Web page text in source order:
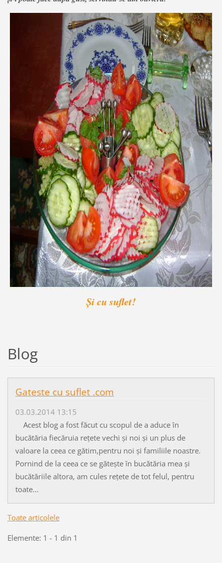
Și cu suflet!
Blog
Gateste cu suflet .com
03.03.2014 13:15
Acest blog a fost făcut cu scopul de a aduce în
bucătăria fiecăruia rețete vechi și noi și un plus de
valoare la ceea ce gătim,pentru noi și familiile noastre.
Pornind de la ceea ce se gătește în bucătăria mea și
bucătăriile altora, am cules rețete de tot felul, pentru
toate...
Toate articolele
Elemente: 1 - 1 din 1